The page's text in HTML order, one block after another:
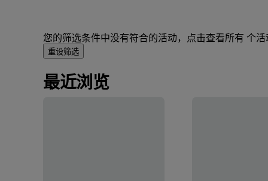
您的筛选条件中没有符合的活动，点击查看所有 个活
重设筛选
最近浏览